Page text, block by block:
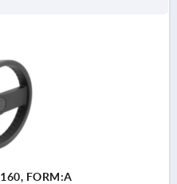
FORM:A